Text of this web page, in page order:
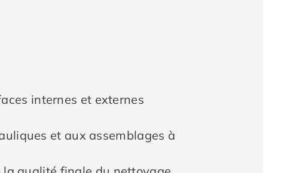
internes et externes
et aux assemblages à